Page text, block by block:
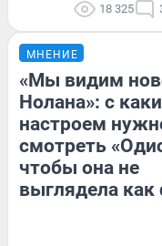
18 325
МНЕНИЕ
«Мы видим
Нолана»: с
настроем
смотреть
чтобы она не
выглядела как